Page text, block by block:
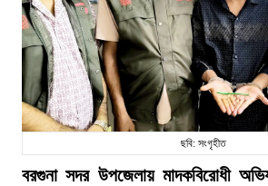
ছবি: সংগৃহীত
বরগুনা সদর উপজেলায় মাদকবিরোধী